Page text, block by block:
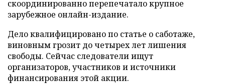
скоординированно перепечатало крупное
зарубежное онлайн-издание.
Дело квалифицировано по статье о саботаже,
виновным грозит до четырех лет лишения
свободы. Сейчас следователи ищут
организаторов, участников и источники
финансирования этой акции.